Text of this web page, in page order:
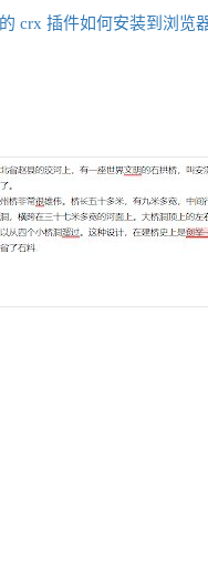
crx 插件如何安装到浏览